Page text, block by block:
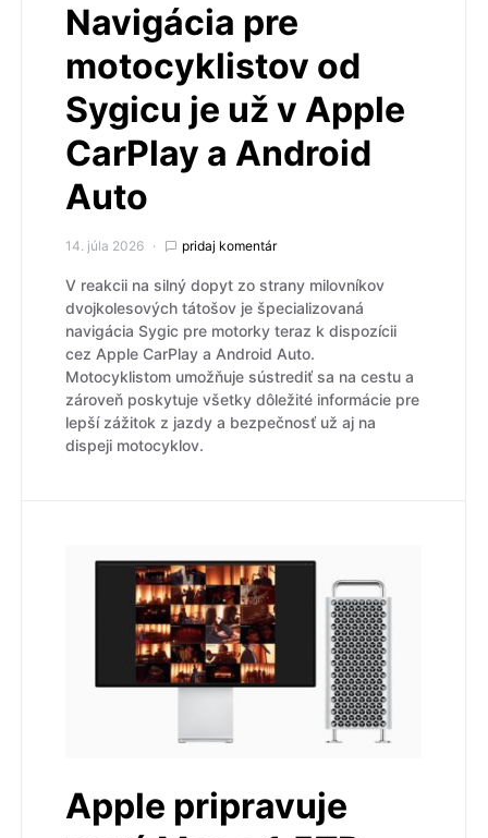
Navigácia pre
motocyklistov od
Sygicu je už v Apple
CarPlay a Android
Auto
14. júla 2026 pridaj komentár
V reakcii na silný dopyt zo strany milovníkov
dvojkolesových tátošov je špecializovaná
navigácia Sygic pre motorky teraz k dispozícii
cez Apple CarPlay a Android Auto.
Motocyklistom umožňuje sústrediť sa na cestu a
zároveň poskytuje všetky dôležité informácie pre
lepší zážitok z jazdy a bezpečnosť už aj na
dispeji motocyklov.
Apple pripravuje